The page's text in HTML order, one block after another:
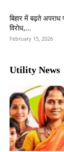
बिहार में बढ़ते अपराध
विरोध,...
February 15, 2026
Utility News